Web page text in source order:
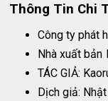
Thông Tin Chi
Công ty phát
Nhà xuất bản
TÁC GIẢ:
Dịch giả: